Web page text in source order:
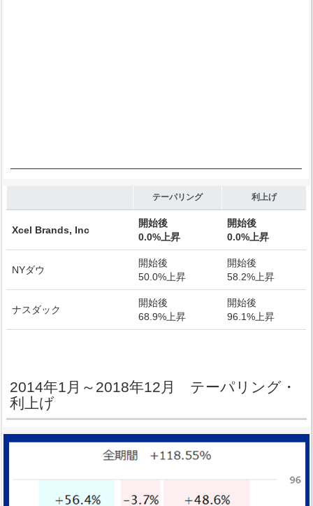
テーパリング 利上げ
Xcel Brands, Inc
開始後
0.0%上昇
開始後
0.0%上昇
NYダウ
開始後
50.0%上昇
開始後
58.2%上昇
ナスダック
開始後
68.9%上昇
開始後
96.1%上昇
2014年1月～2018年12月 テーパリング・
利上げ